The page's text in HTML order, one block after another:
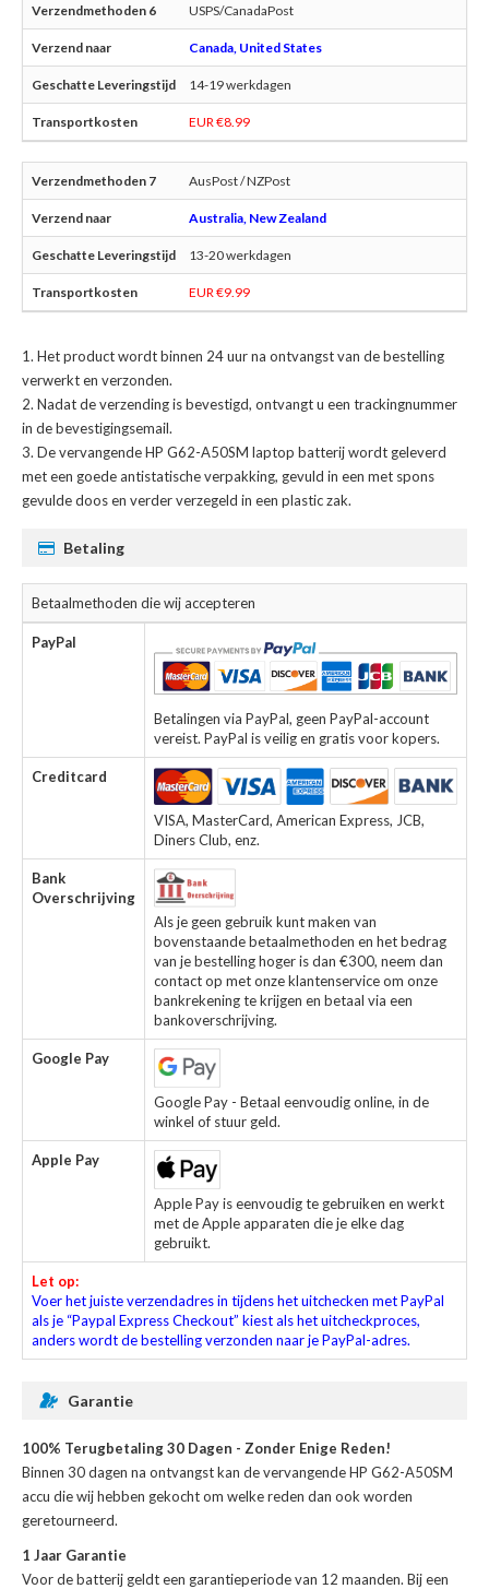
USPS/CanadaPost
Canada, United States
14-19 werkdagen
EUR €8.99
AusPost / NZPost
Australia, New Zealand
13-20 werkdagen
EUR €9.99
Het product wordt binnen 24 uur na ontvangst van de bestelling
verwerkt en verzonden.
Nadat de verzending is bevestigd, ontvangt u een trackingnummer
in de bevestigingsemail.
Devervangende HP G62-A50SM laptop batterijwordt geleverd
met een goede antistatische verpakking, gevuld in een met spons
gevulde doos en verder verzegeld in een plastic zak.
Betaling
Betaalmethoden die wij accepteren
PayPal
Betalingen via PayPal, geen PayPal-account
vereist. PayPal is veilig en gratis voor kopers.
Creditcard
VISA, MasterCard, American Express, JCB,
Diners Club, enz.
Bank
Overschrijving
Als je geen gebruik kunt maken van
bovenstaande betaalmethoden en het bedrag
van je bestelling hoger is dan €300, neem dan
contact op met onze klantenservice om onze
bankrekening te krijgen en betaal via een
bankoverschrijving.
Google Pay
Google Pay - Betaal eenvoudig online, in de
winkel of stuur geld.
Apple Pay
Apple Pay is eenvoudig te gebruiken en werkt
met de Apple apparaten die je elke dag
gebruikt.
Let op:
Voer het juiste verzendadres in tijdens het uitchecken met PayPal
als je “Paypal Express Checkout” kiest als het uitcheckproces,
anders wordt de bestelling verzonden naar je PayPal-adres.
Garantie
100% Terugbetaling 30 Dagen - Zonder Enige Reden!
Binnen 30 dagen na ontvangst kan devervangende HP G62-A50SM
accu die wij hebben gekocht om welke reden dan ook worden
geretourneerd.
1 Jaar Garantie
Voor debatterij geldt een garantieperiode van 12 maanden. Bij een